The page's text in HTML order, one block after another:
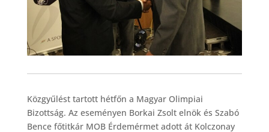
Közgyűlést tartott hétfőn a Magyar Olimpiai
Bizottság. Az eseményen Borkai Zsolt elnök és Szabó
Bence főtitkár MOB Érdemérmet adott át Kolczonay